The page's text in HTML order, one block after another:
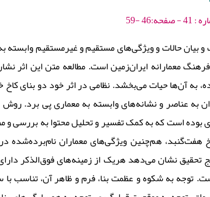
بیان حالات و ویژگی‌های مستقیم و غیرمستقیم وابسته
معمارانه‌ ایران‌زمین است. مطالعه‌ متن این اثر
به آن‌ها حیات می‌بخشد. نظامی در اثر خود دو بنای
به عناصر و نشانه‌های وابسته به معماری پی برد. روش
بوده است که به کمک تفسیر و تحلیل محتوا به بررسی و
هفت‌گنبد، هم‌چنین ویژگی‌های معماران
تحقیق نشان می‌دهد هریک از زمینه‌های فوق‌الذکر
توجه به شکوه و عظمت بنا، فرم و ظاهر آن، تناسب